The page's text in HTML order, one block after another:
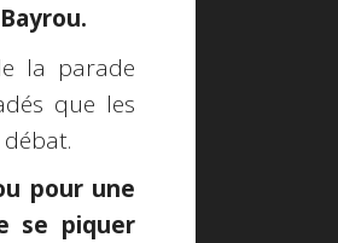
la parade
que les
pour une
se piquer